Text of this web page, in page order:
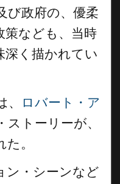
び政府の、優柔
策なども、当時
深く描かれてい
、
ロバート・ア
トーリーが、
。
ン・シーンなど